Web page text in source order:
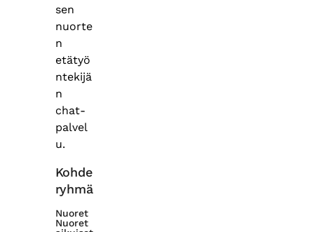
sen
nuorte
n
etätyö
ntekijä
n
chat-
palvel
u.
Kohde
ryhmä
Nuoret
Nuoret